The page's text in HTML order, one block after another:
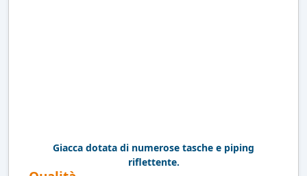
Giacca dotata di numerose tasche e piping
riflettente.